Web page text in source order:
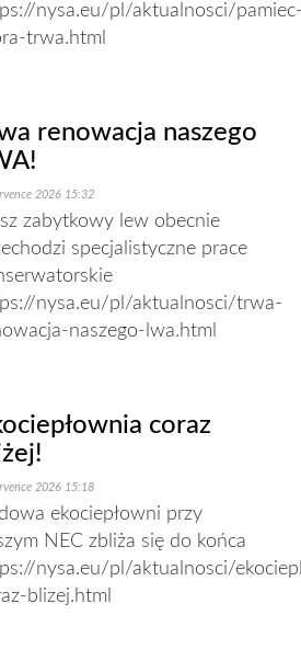
nysa.eu/pl/aktualnosci/
trwa.html
renowacja naszego
2026 15:32
zabytkowy lew obecnie
specjalistyczne prace
nysa.eu/pl/aktualnosci/trwa-
naszego-lwa.html
coraz
2026 15:18
ekociepłowni przy
NEC zbliża się do końca
nysa.eu/pl/aktualnosci/
blizej.html